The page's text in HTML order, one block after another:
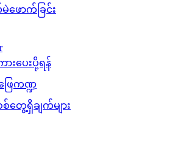
ဖောက်ခြင်း
းပေးပို့ရန်
ြေကဏ္ဍ
တွေ့ရှိချက်များ